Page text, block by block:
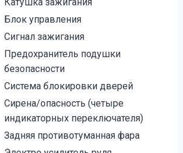
Блок управления
Сигнал зажигания
Предохранитель подушки
безопасности
Система блокировки дверей
Сирена/опасность (четыре
индикаторных переключателя)
Задняя противотуманная фара